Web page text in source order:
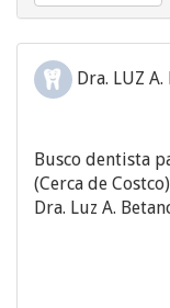
Dra. LUZ A.
Busco dentista
(Cerca de
Dra. Luz A.